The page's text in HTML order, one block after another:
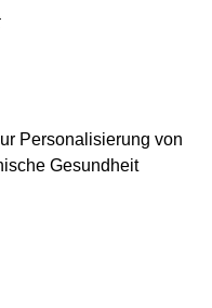
Personalisierung von
Gesundheit